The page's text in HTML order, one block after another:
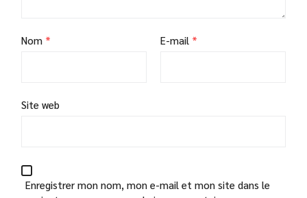
Nom * E-mail *
Site web
Enregistrer mon nom, mon e-mail et mon site dans le